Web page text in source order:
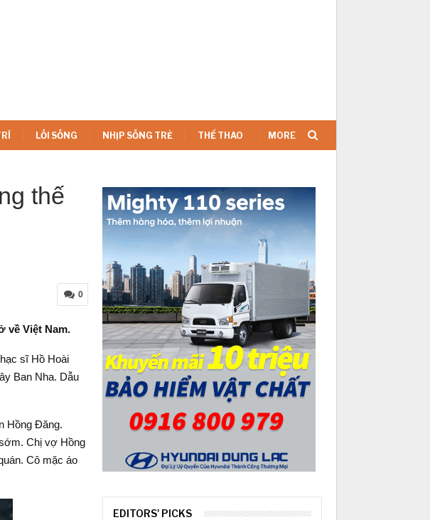
LỐI SỐNG NHỊP SỐNG TRẺ THỂ THAO MORE
thế
0
về Việt Nam.
sĩ Hồ Hoài
Ban Nha. Dẫu
Hồng Đăng.
Chị vợ Hồng
Cô mặc áo
EDITORS' PICKS